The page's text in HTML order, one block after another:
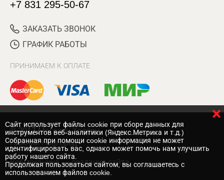
+7 831 295-50-67
ЗАКАЗАТЬ ЗВОНОК
ГРАФИК РАБОТЫ
ПРИНИМАЕМ К ОПЛАТЕ
© 2017 Магазин Хозяин
Нижний Новгород
Вебмеханика — создание сайта
Cайт использует файлы cookie при сборе данных для
инструментов веб-аналитики (Яндекс.Метрика и т.д.)
Собранная при помощи cookie информация не может
идентифицировать вас, однако может помочь нам улучшить
работу нашего сайта.
Продолжая пользоваться сайтом, вы соглашаетесь с
использованием файлов cookie.